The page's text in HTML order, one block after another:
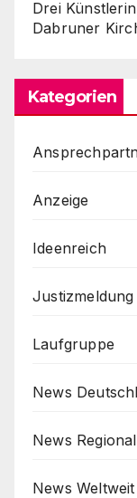
Drei
Dabruner
Kategorien
Anzeige
Ideenreich
Justizmeldung
Laufgruppe
News
News Regional
News Weltweit